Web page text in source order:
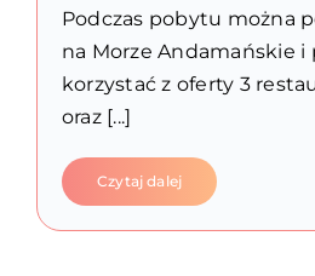
Podczas pobytu można
na Morze Andamańskie i
korzystać z oferty 3
oraz [...]
Czytaj dalej